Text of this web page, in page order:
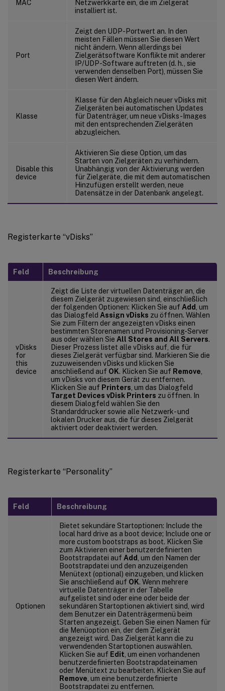
MAC
Netzwerkkarte ein, die im Zielgerät
installiert ist.
Port
Zeigt den UDP-Portwert an. In den
meisten Fällen müssen Sie diesen Wert
nicht ändern. Wenn allerdings bei
Zielgerätsoftware Konflikte mit anderer
IP/UDP-Software auftreten (d. h., sie
verwenden denselben Port), müssen Sie
diesen Wert ändern.
Klasse
Klasse für den Abgleich neuer vDisks mit
Zielgeräten bei automatischen Updates
für Datenträger, um neue vDisks-Images
mit den entsprechenden Zielgeräten
abzugleichen.
Disable this
device
Aktivieren Sie diese Option, um das
Starten von Zielgeräten zu verhindern.
Unabhängig von der Aktivierung werden
für Zielgeräte, die mit dem automatischen
Hinzufügen erstellt werden, neue
Datensätze in der Datenbank angelegt.
Registerkarte “vDisks”
Feld Beschreibung
vDisks
for
this
device
Zeigt die Liste der virtuellen Datenträger an, die
diesem Zielgerät zugewiesen sind, einschließlich
der folgenden Optionen: Klicken Sie auf Add , um
das Dialogfeld Assign vDisks zu öffnen. Wählen
Sie zum Filtern der angezeigten vDisks einen
bestimmten Storenamen und Provisioning-Server
aus oder wählen Sie All Stores and All Servers.
Dieser Prozess listet alle vDisks auf, die für
dieses Zielgerät verfügbar sind. Markieren Sie die
zuzuweisenden vDisks und klicken Sie
anschließend auf OK. Klicken Sie auf Remove
um vDisks von diesem Gerät zu entfernen.
Klicken Sie auf Printers , um das Dialogfeld
Target Devices vDisk Printers zu öffnen. In
diesem Dialogfeld wählen Sie den
Standarddrucker sowie alle Netzwerk- und
lokalen Drucker aus, die für dieses Zielgerät
aktiviert oder deaktiviert werden.
Registerkarte “Personality”
Feld Beschreibung
Optionen
Bietet sekundäre Startoptionen: Include the
local hard drive as a boot device; Include one or
more custom bootstraps as boot. Klicken Sie
zum Aktivieren einer benutzerdefinierten
Bootstrapdatei auf Add , um den Namen der
Bootstrapdatei und den anzuzeigenden
Menütext (optional) einzugeben, und klicken
Sie anschließend auf OK. Wenn mehrere
virtuelle Datenträger in der Tabelle
aufgelistet sind oder eine oder beide der
sekundären Startoptionen aktiviert sind, wird
dem Benutzer ein Datenträgermenü beim
Starten angezeigt. Geben Sie einen Namen für
die Menüoption ein, der dem Zielgerät
angezeigt wird. Das Zielgerät kann die zu
verwendenden Startoptionen auswählen.
Klicken Sie auf Edit , um einen vorhandenen
benutzerdefinierten Bootstrapdateinamen
oder Menütext zu bearbeiten. Klicken Sie auf
Remove , um eine benutzerdefinierte
Bootstrapdatei zu entfernen.